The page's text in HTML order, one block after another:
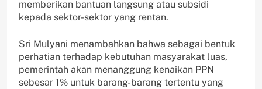
memberikan bantuan langsung atau subsidi
kepada sektor-sektor yang rentan.
Sri Mulyani menambahkan bahwa sebagai bentuk
perhatian terhadap kebutuhan masyarakat luas,
pemerintah akan menanggung kenaikan PPN
sebesar 1% untuk barang-barang tertentu yang